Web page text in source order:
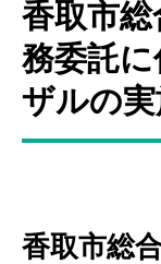
本
文
こ
こ
香取市
務委託
ザルの
香取市総